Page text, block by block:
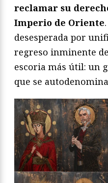
reclamar su
Imperio de Oriente
desesperada por
regreso inminente
escoria más útil: un
que se